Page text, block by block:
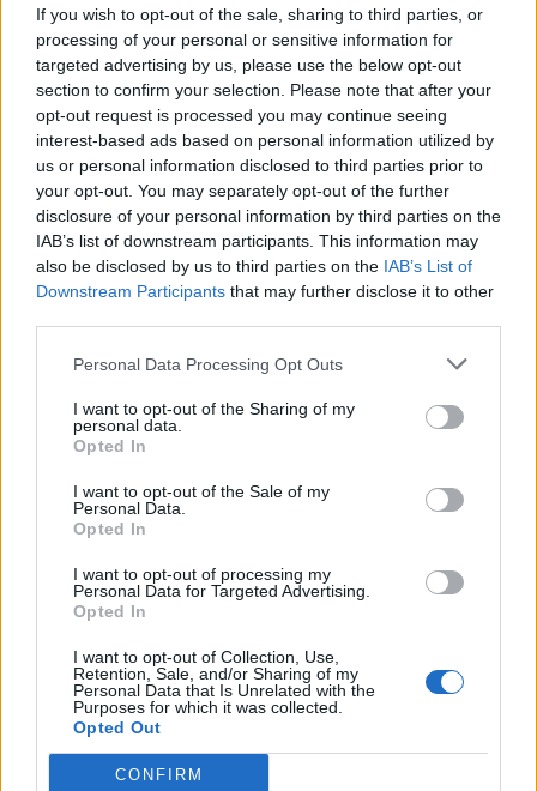
If you wish to opt-out of the sale, sharing to third parties, or
processing of your personal or sensitive information for
targeted advertising by us, please use the below opt-out
section to confirm your selection. Please note that after your
opt-out request is processed you may continue seeing
interest-based ads based on personal information utilized by
us or personal information disclosed to third parties prior to
your opt-out. You may separately opt-out of the further
disclosure of your personal information by third parties on the
IAB’s list of downstream participants. This information may
also be disclosed by us to third parties on the IAB’s List of
Downstream Participants that may further disclose it to other
Personal Data Processing Opt Outs
I want to opt-out of the Sharing of my
personal data.
Opted In
I want to opt-out of the Sale of my
Personal Data.
Opted In
I want to opt-out of processing my
Personal Data for Targeted Advertising.
Opted In
I want to opt-out of Collection, Use,
Retention, Sale, and/or Sharing of my
Personal Data that Is Unrelated with the
Purposes for which it was collected.
Opted Out
CONFIRM
Αν κάποιος από το περιβάλλον
σας έχει στραφεί εναντίον σας
καλό θα είναι να τον
αντιμετωπίσετε τώρα
ΣΚΟΡΠΙΟΣ
Σήμερα, ο τροχός της τύχης
υποδηλώνει ότι οι δυνάμεις της
Η απώλεια ελέγχου μιας
σε συναισθήματα άγχους και
ΑΙΓΟΚΕΡΩΣ
Η πρόκλησή για εσάς: να έχετε